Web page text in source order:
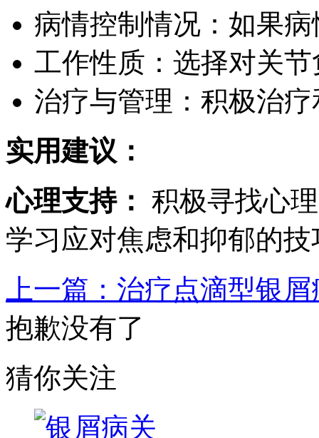
病情控制情况：如果
工作性质：选择对关
治疗与管理：积极治
实用建议：
心理支持： 积极寻找心
学习应对焦虑和抑郁的
上一篇：治疗点滴型银
抱歉没有了
猜你关注